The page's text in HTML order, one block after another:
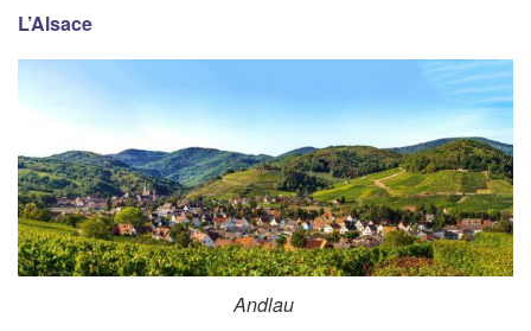
L’Alsace
Andlau